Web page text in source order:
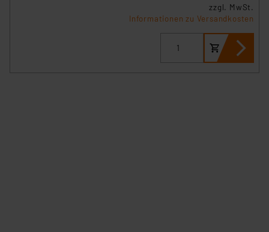
zzgl. MwSt.
Informationen zu Versandkosten